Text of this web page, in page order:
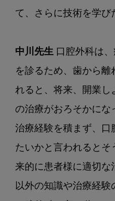
て、さらに技術を学び
中川先生 口腔外科は
を診るため、歯から
れると、将来、開業し
の治療がおろそかにな
治療経験を積まず、口
たいかと言われるとそ
来的に患者様に適切な
以外の知識や治療経験